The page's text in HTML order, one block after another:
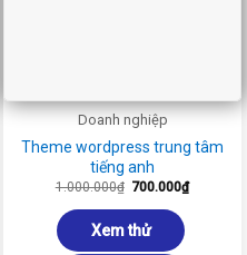
Doanh nghiệp
Theme wordpress trung tâm
tiếng anh
1.000.000₫ Giá
là:
1.000.000₫.
700.000₫Giá
hiện
Xem thử